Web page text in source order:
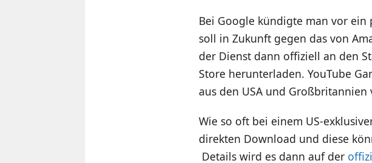
Bei Google kündigte man vor ein
soll in Zukunft gegen das von
der Dienst dann offiziell an den
Store herunterladen. YouTube
aus den USA und Großbritannien
Wie so oft bei einem US-
direkten Download und diese
Details wird es dann auf der